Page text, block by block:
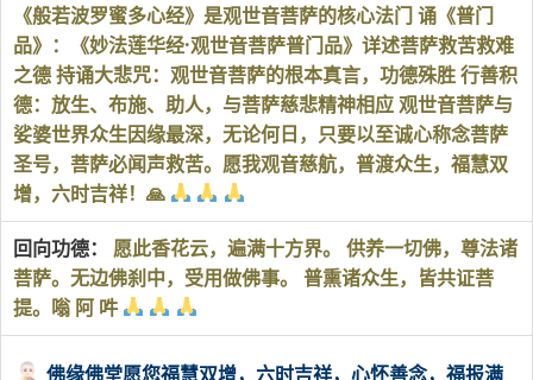
《般若波罗蜜多心经》是观世音菩萨的核心法门 诵《普门
品》：《妙法莲华经·观世音菩萨普门品》详述菩萨救苦救难
之德 持诵大悲咒：观世音菩萨的根本真言，功德殊胜 行善积
德：放生、布施、助人，与菩萨慈悲精神相应 观世音菩萨与
娑婆世界众生因缘最深，无论何日，只要以至诚心称念菩萨
圣号，菩萨必闻声救苦。愿我观音慈航，普渡众生，福慧双
增，六时吉祥！🙏
回向功德： 愿此香花云，遍满十方界。 供养一切佛，尊法诸
菩萨。无边佛刹中，受用做佛事。 普熏诸众生，皆共证菩
提。嗡 阿 吽
佛缘佛堂愿您福慧双增，六时吉祥，心怀善念，福报满